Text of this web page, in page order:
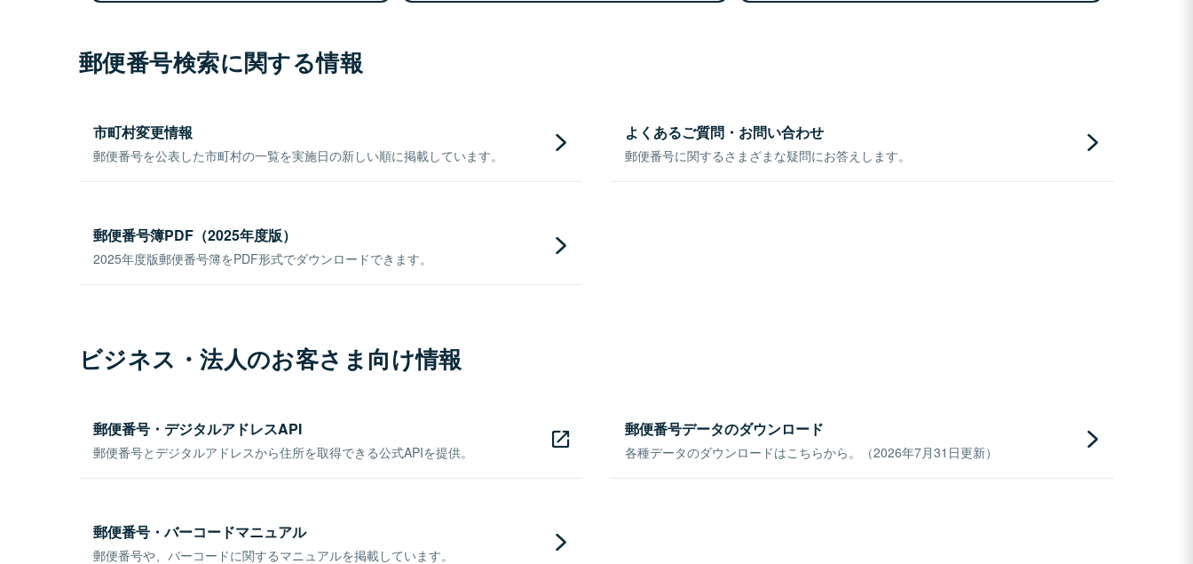
郵便番号検索に関する情報
市町村変更情報
郵便番号を公表した市町村の一覧を実施日の新しい順に掲載しています。
よくあるご質問・お問い合わせ
郵便番号に関するさまざまな疑問にお答えします。
郵便番号簿PDF（2025年度版）
2025年度版郵便番号簿をPDF形式でダウンロードできます。
ビジネス・法人のお客さま向け情報
郵便番号・デジタルアドレスAPI
郵便番号とデジタルアドレスから住所を取得できる公式APIを提供。
郵便番号データのダウンロード
各種データのダウンロードはこちらから。（2026年7月31日更新）
郵便番号・バーコードマニュアル
郵便番号や、バーコードに関するマニュアルを掲載しています。